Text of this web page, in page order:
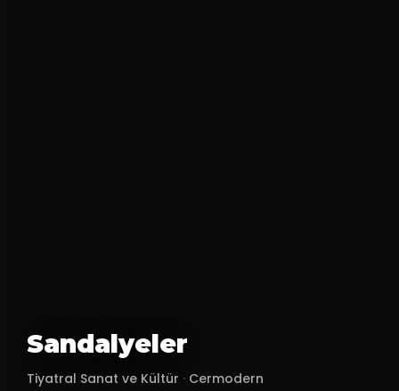
Sandalyeler
Tiyatral Sanat ve Kültür · Cermodern